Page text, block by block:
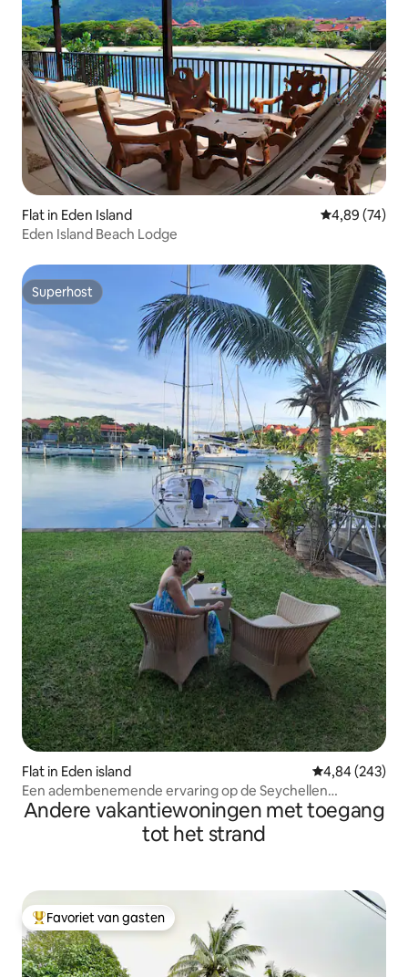
Flat in Eden Island Gemiddelde
4,89 (74)
Eden Island Beach Lodge
Superhost
Superhost
Flat in Eden island Gemiddelde
4,84 (243)
Een adembenemende ervaring op de Seychellen
Geweldige locatie.
Andere vakantiewoningen met toegang
tot het strand
Topfavoriet van gasten
Favoriet van gasten